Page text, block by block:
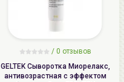
/ 0 отзывов
GELTEK Сыворотка Миорелакс,
антивозрастная с эффектом